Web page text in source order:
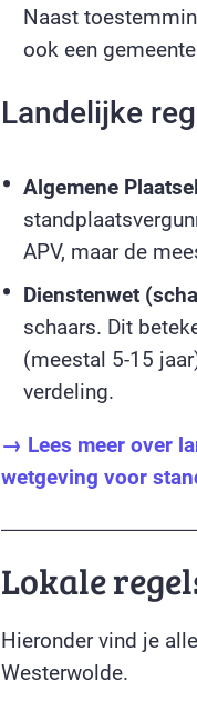
Naast
ook een
Landelijke
Algemene
APV, maar de
Dienstenwet
schaars. Dit
(meestal 5-15
verdeling.
→ Lees meer over
wetgeving voor
Lokale
Hieronder vind je
Westerwolde.